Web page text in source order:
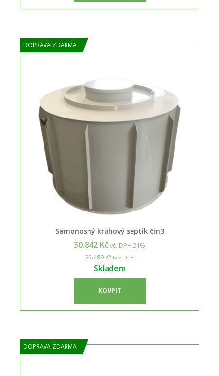
DOPRAVA ZDARMA
Samonosný kruhový septik 6m3
30.842 Kčvč. DPH 21%
25.489 Kč bez DPH
Skladem
KOUPIT
DOPRAVA ZDARMA